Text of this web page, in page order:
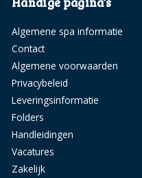
Algemene spa informatie
Contact
Algemene voorwaarden
Privacybeleid
Leveringsinformatie
Folders
Handleidingen
Vacatures
Zakelijk